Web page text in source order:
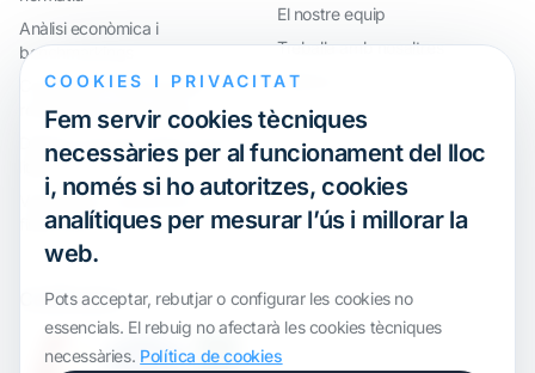
Anàlisi econòmica i
benchmarkings
Compliment internacional i
reorganització de grups
Defensa davant inspeccions i
litigis
Valoracions i operacions
financeres
El nostre equip
Treballa amb nosaltres
Webinar
Certification
COOKIES I PRIVACITAT
Fem servir cookies tècniques
necessàries per al funcionament del lloc
i, només si ho autoritzes, cookies
analítiques per mesurar l’ús i millorar la
web.
Pots acceptar, rebutjar o configurar les cookies no
essencials. El rebuig no afectarà les cookies tècniques
necessàries. Política de cookies